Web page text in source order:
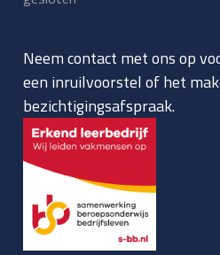
Neem contact met ons op
een inruilvoorstel of het
bezichtigingsafspraak.